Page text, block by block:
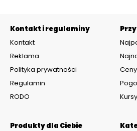
Kontakt i regulaminy
Kontakt
Reklama
Polityka prywatności
Regulamin
RODO
Produkty dla Ciebie